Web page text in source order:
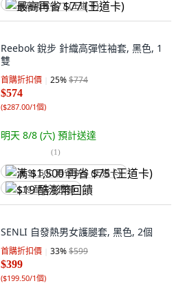
最高再省 $77 (王道卡)
Reebok 銳步 針織高彈性袖套, 黑色, 1
雙
首購折扣價 25%$774
$574
($287.00/1個)
明天 8/8 (六) 預計送達
(1)
满 $1,500 再省 $75 (王道卡)
$19 酷澎幣回饋
SENLI 自發熱男女護腿套, 黑色, 2個
首購折扣價 33%$599
$399
($199.50/1個)